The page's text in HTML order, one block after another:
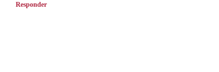
Responder